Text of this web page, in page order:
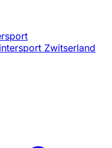
Zwitserland